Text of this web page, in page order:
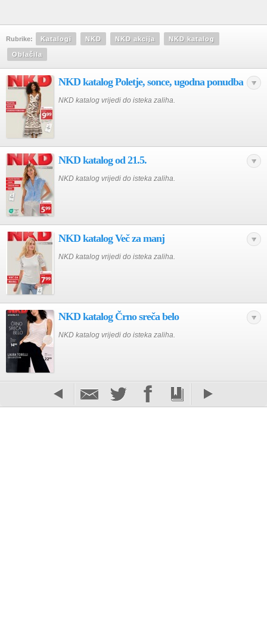
Rubrike: Katalogi NKD NKD akcija NKD katalog
Oblačila
NKD katalog Poletje, sonce, ugodna ponudba
NKD katalog vrijedi do isteka zaliha.
NKD katalog od 21.5.
NKD katalog vrijedi do isteka zaliha.
NKD katalog Več za manj
NKD katalog vrijedi do isteka zaliha.
NKD katalog Črno sreča belo
NKD katalog vrijedi do isteka zaliha.